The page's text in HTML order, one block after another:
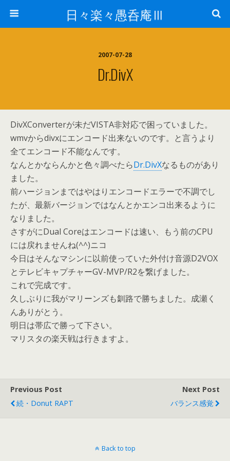
日々楽々愚呑庵Ⅲ
2007-07-28
Dr.DivX
DivXConverterが未だVISTA非対応で困っていました。
wmvからdivxにエンコード出来ないのです。と言うより
全てエンコード不能なんです。
なんとかならんかと色々調べたらDr.DivXなるものがあり
ました。
前ハージョンまではやはりエンコードエラーで不調でし
たが、最新バージョンではなんとかエンコ出来るように
なりました。
さすがにDual Coreはエンコードは速い、もう前のCPU
には戻れませんね(^^)ニコ
今日はそんなマシンに以前使っていた外付け音源D2VOX
とテレビキャプチャーGV-MVP/R2を繋げました。
これで完成です。
久しぶりに我がマリーンズも釧路で勝ちました。成瀬く
んありがとう。
明日は帯広で勝って下さい。
マリスタの楽天戦は行きますよ。
Previous Post
続・Donut RAPT
Next Post
バランス感覚
Back to top